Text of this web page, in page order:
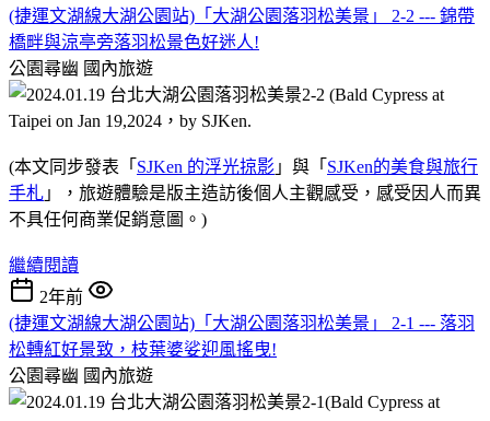
(捷運文湖線大湖公園站)「大湖公園落羽松美景」 2-2 --- 錦帶
橋畔與涼亭旁落羽松景色好迷人!
公園尋幽 國內旅遊
(本文同步發表「 SJKen 的浮光掠影 」與「 SJKen的美食與旅行
手札 」，旅遊體驗是版主造訪後個人主觀感受，感受因人而異
不具任何商業促銷意圖。)
繼續閱讀
2年前
(捷運文湖線大湖公園站)「大湖公園落羽松美景」 2-1 --- 落羽
松轉紅好景致，枝葉婆娑迎風搖曳!
公園尋幽 國內旅遊